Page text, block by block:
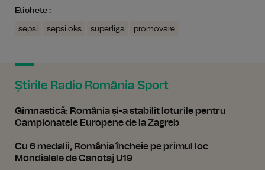
Etichete :
sepsi sepsi oks superliga promovare
Știrile Radio România Sport
Gimnastică: România și-a stabilit loturile pentru
Campionatele Europene de la Zagreb
Cu 6 medalii, România încheie pe primul loc
Mondialele de Canotaj U19